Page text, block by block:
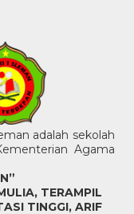
adalah sekolah
Agama
TERAMPIL
TINGGI, ARIF